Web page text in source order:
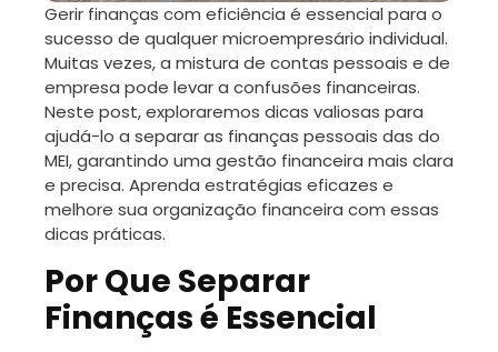
Gerir finanças com eficiência é essencial para o
sucesso de qualquer microempresário individual.
Muitas vezes, a mistura de contas pessoais e de
empresa pode levar a confusões financeiras.
Neste post, exploraremos dicas valiosas para
ajudá-lo a separar as finanças pessoais das do
MEI, garantindo uma gestão financeira mais clara
e precisa. Aprenda estratégias eficazes e
melhore sua organização financeira com essas
dicas práticas.
Por Que Separar
Finanças é Essencial